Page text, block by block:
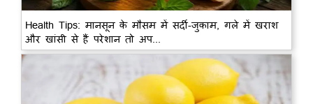
Health Tips: मानसून के मौसम में सर्दी-जुकाम, गले में खराश
और खांसी से हैं परेशान तो अप...